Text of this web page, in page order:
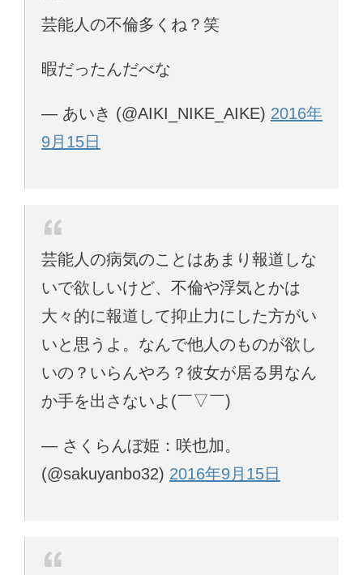
芸能人の不倫多くね？笑
暇だったんだべな
— あいき (@AIKI_NIKE_AIKE) 2016年
9月15日
芸能人の病気のことはあまり報道しな
いで欲しいけど、不倫や浮気とかは
大々的に報道して抑止力にした方がい
いと思うよ。なんで他人のものが欲し
いの？いらんやろ？彼女が居る男なん
か手を出さないよ(￣▽￣)
— さくらんぼ姫：咲也加。
(@sakuyanbo32) 2016年9月15日